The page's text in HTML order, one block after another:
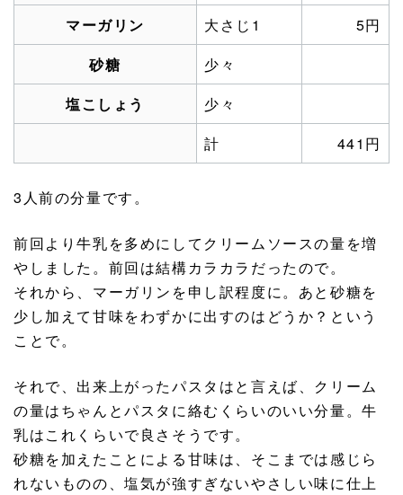
マーガリン
大さじ1
5円
砂糖
少々
塩こしょう
少々
計
441円
3人前の分量です。
前回より牛乳を多めにしてクリームソースの量を増
やしました。前回は結構カラカラだったので。
それから、マーガリンを申し訳程度に。あと砂糖を
少し加えて甘味をわずかに出すのはどうか？という
ことで。
それで、出来上がったパスタはと言えば、クリーム
の量はちゃんとパスタに絡むくらいのいい分量。牛
乳はこれくらいで良さそうです。
砂糖を加えたことによる甘味は、そこまでは感じら
れないものの、塩気が強すぎないやさしい味に仕上